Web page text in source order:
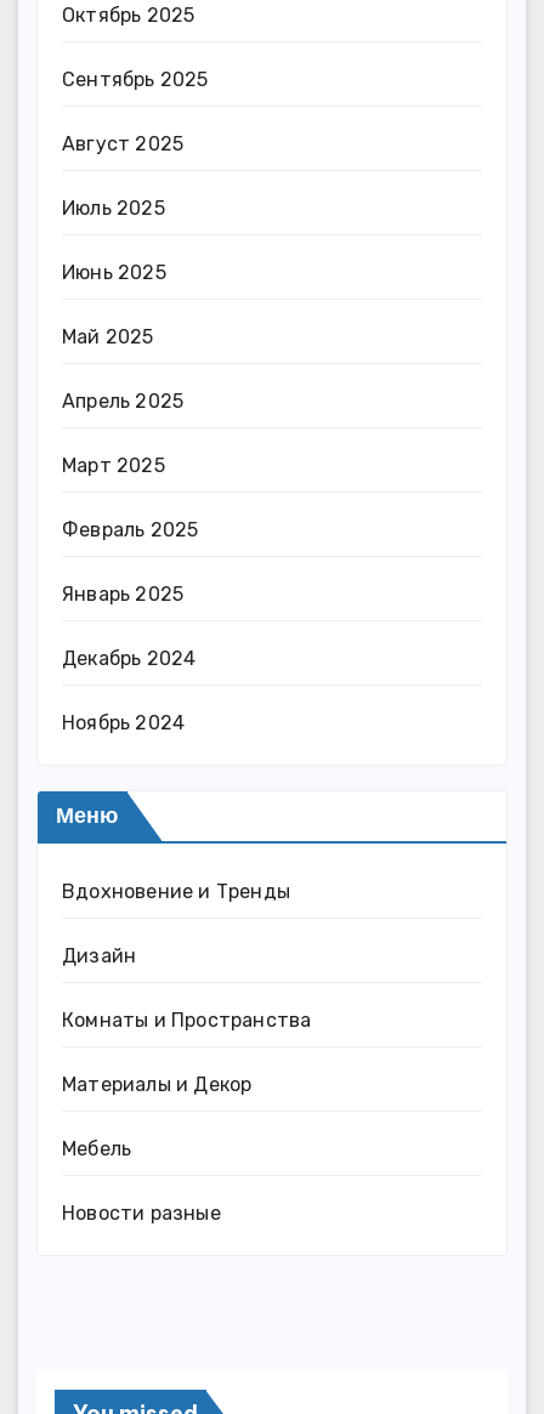
Октябрь 2025
Сентябрь 2025
Август 2025
Июль 2025
Июнь 2025
Май 2025
Апрель 2025
Март 2025
Февраль 2025
Январь 2025
Декабрь 2024
Ноябрь 2024
Меню
Вдохновение и Тренды
Дизайн
Комнаты и Пространства
Материалы и Декор
Мебель
Новости разные